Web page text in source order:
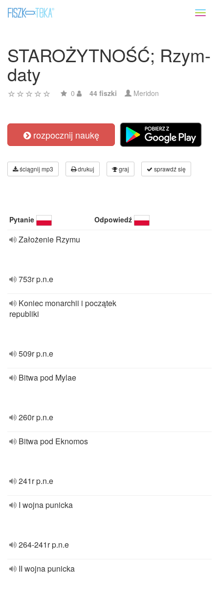
STAROŻYTNOŚĆ; Rzym-
daty
0 44 fiszki Meridon
rozpocznij naukę
ściągnij mp3 drukuj graj sprawdź się
Pytanie Odpowiedź
Założenie Rzymu
753r p.n.e
Koniec monarchii i początek
republiki
509r p.n.e
Bitwa pod Mylae
260r p.n.e
Bitwa pod Eknomos
241r p.n.e
I wojna punicka
264-241r p.n.e
II wojna punicka